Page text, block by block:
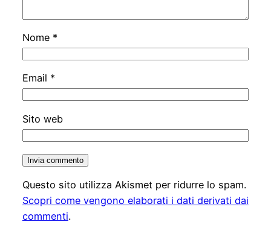
Nome *
Email *
Sito web
Questo sito utilizza Akismet per ridurre lo spam.
Scopri come vengono elaborati i dati derivati dai
commenti.